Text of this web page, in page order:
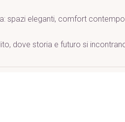
spazi eleganti, comfort
dove storia e futuro si